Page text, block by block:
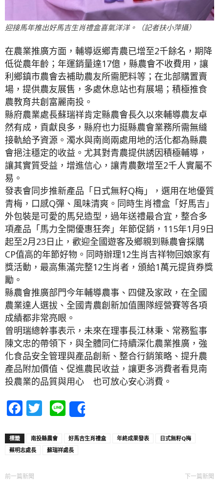
迎接馬年推出好馬吉生肖禮盒喜氣洋洋。（記者扶小萍攝）
在農業推廣方面，輔導返鄉青農已增至2千餘名，期降
低從農年齡；年運銷量達17億，縣農會不收費用，讓
利鄉鎮市農會去補助農友所需肥料等；在北部購置賣
場，提供農友展售，多處休息站也有展場；積極推食
農教育共創富麗南投。
縣府農業處長蘇瑞祥肯定縣農會長久以來輔導農友卓
然有成，貢獻良多，縣府也力挺縣農會業務所需無縫
接軌給予資源。濁水與南崗兩處用地的活化都為縣農
會挹注穩定的收益。尤其對青農提供誘因積極輔導，
讓其實質受益，增進信心，讓青農數增至2千人實屬不
易。
發表會同步推新產品「日式無籽Q梅」，選用在地優質
青梅，口感Q彈、風味清爽。同時生肖禮盒「好馬吉」
外包裝是可愛的馬兒造型，過年送禮最合宜，整合多
項產品「馬力全開優惠狂奔」年節促銷，115年1月9日
起至2月23日止，歡迎全國遊客及鄉親到縣農會採購
CP值高的年節好物。同時辦理12生肖吉祥物回娘家有
獎活動，最高集滿完整12生肖者，頒給1萬元提貨券獎
勵。
縣農會推廣部門今年輔導農事、四健及家政，在全國
農業達人選拔、全國青農創新加值團隊經營賽等各項
成績都非常亮眼。
曾明瑞總幹事表示，未來在理事長江林秉、常務監事
陳文忠的帶領下，與全體同仁持續深化農業推廣，強
化食品安全管理與產品創新、整合行銷策略、提升農
產品附加價值、促進農民收益，讓更多消費者看見南
投農業的品質與用心 也可放心安心消費。
Facebook
Twitter
Line
標籤 南投縣農會 好馬吉生肖禮盒 年終成果發表
日式無籽Q梅
蔡明志處長
蘇瑞祥處長
前一篇新聞 下一篇新聞